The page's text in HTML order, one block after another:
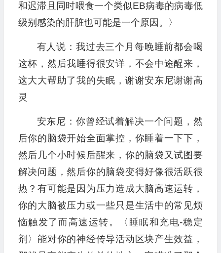
和迟滞且同时喂食一个类似EB病毒的病毒低
级别感染的肝脏也可能是一个原因。〉
有人说：我过去三个月每晚睡前都会喝
这杯，然后我睡得很安详，不会中途醒来，
这大大帮助了我的失眠，谢谢安东尼谢谢高
灵
安东尼：你曾经试着解决一个问题，然
后你的脑袋开始全面掌控，你睡着一下下，
然后几个小时候后醒来，你的脑袋又试图要
解决问题，然后你的脑袋变得好像很活跃很
热？有可能是因为压力造成大脑高速运转，
你的大脑被压力或一些只是生活中的常见烦
恼触发了而高速运转。〈睡眠和充电-稳定
剂〉能对你的神经传导活动区块产生效益，